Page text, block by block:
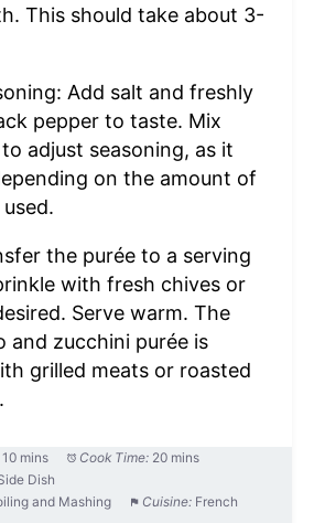
This should take about 3-
Add salt and freshly
pepper to taste. Mix
adjust seasoning, as it
on the amount of
the purée to a serving
with fresh chives or
Serve warm. The
and zucchini purée is
grilled meats or roasted
10 mins Cook Time: 20 mins
Dish
and Mashing Cuisine: French